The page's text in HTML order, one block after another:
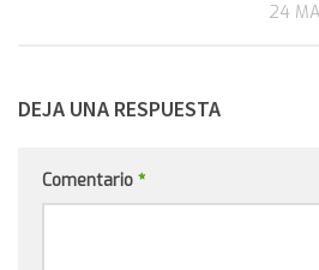
24
DEJA UNA RESPUESTA
Comentario *